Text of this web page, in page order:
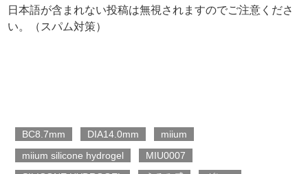
日本語が含まれない投稿は無視されますのでご注意くださ
い。（スパム対策）
BC8.7mm DIA14.0mm
miium
miium silicone hydrogel
MIU0007